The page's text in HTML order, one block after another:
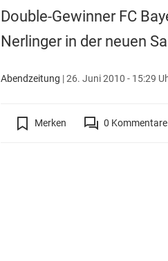
Double-Gewinner FC
Nerlinger in der neuen
Abendzeitung |26. Juni 2010 - 15:29
Merken 0 Kommentare